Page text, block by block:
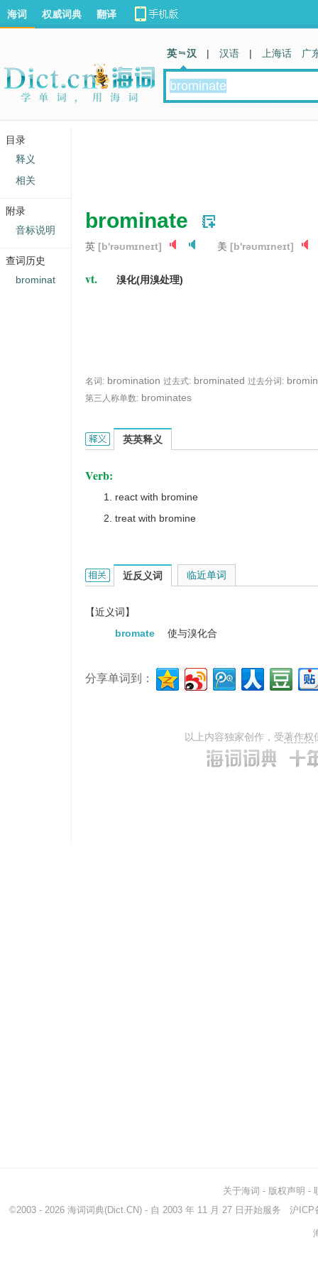
brominate
英 [b'rəʊmɪneɪt] 美 [b'rəʊmɪneɪt]
vt. 溴化(用溴处理)
名词: bromination 过去式: brominated 过去分词:
第三人称单数: brominates
brominate的英文翻译是什么意思，词典释义与在线
英英释义
Verb:
react with bromine
treat with bromine
brominate的相关资料：
近反义词
【近义词】
bromate
使与溴化合
临近单词
分享单词到：
以上内容独家创作，受著作权
海词 权威词典 翻译
英 汉 | 汉语 | 上海话 广
关于海词 - 版权声明 -
©2003 - 2026 海词词典(Dict.CN) - 自 2003 年 11 月 27 日开始服务 沪ICP
目录
释义
相关
附录
音标说明
查词历史
brominat